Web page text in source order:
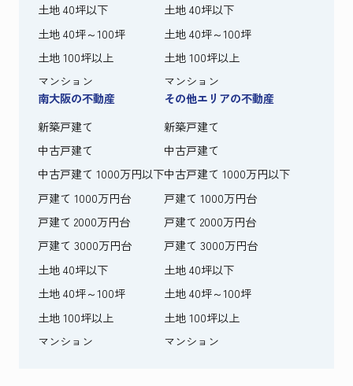
土地 40坪以下
土地 40坪～100坪
土地 100坪以上
マンション
土地 40坪以下
土地 40坪～100坪
土地 100坪以上
マンション
南大阪の不動産
新築戸建て
中古戸建て
中古戸建て 1000万円以下
戸建て 1000万円台
戸建て 2000万円台
戸建て 3000万円台
土地 40坪以下
土地 40坪～100坪
土地 100坪以上
マンション
その他エリアの不動産
新築戸建て
中古戸建て
中古戸建て 1000万円以下
戸建て 1000万円台
戸建て 2000万円台
戸建て 3000万円台
土地 40坪以下
土地 40坪～100坪
土地 100坪以上
マンション